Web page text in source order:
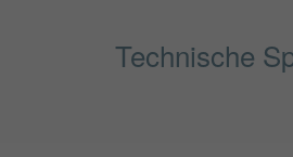
Technische